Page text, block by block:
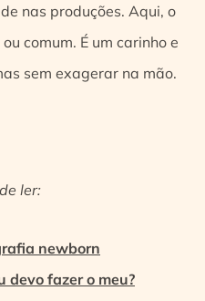
nas produções. Aqui, o
comum. É um carinho e
sem exagerar na mão.
ler:
newborn
devo fazer o meu?